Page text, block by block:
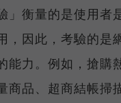
」衡量的是使用者
，因此，考驗的是
能力。例如，搶購
商品、超商結帳掃